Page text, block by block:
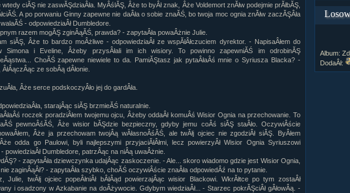
wtedy ciĂŞ nie zaswĂŞdziaÂła. MyÂślĂŞ, Âże to byÂł znak, Âże Voldemort znĂłw podejmie prĂłbĂŞ,
A po porwaniu Ginny zapewne nie daÂła o sobie znaĂŚ, bo twoja moc ognia znĂłw zaczĂŞÂła
- odpowiedziaÂł Dumbledore.
razem mogĂŞ zginÂąĂŚ, prawda? - zapytaÂła powaÂżnie Julie.
siĂŞ, Âże to bardzo moÂżliwe - odpowiedziaÂł ze wspĂłÂłczuciem dyrektor. - NapisaÂłem do
Simona i Eveline, Âżeby przysÂłali im ich wisiory. To powinno zapewniĂŚ im odrobinĂŞ
ChoĂŚ zapewne niewiele to da. PamiĂŞtasz jak pytaÂłaÂś mnie o Syriusza Blacka? -
ÂłÂączÂąc ze sobÂą dÂłonie.
Âże serce podskoczyÂło jej do gardÂła.
starajÂąc siĂŞ brzmieĂŚ naturalnie.
roczek poradziÂłem twojemu ojcu, Âżeby oddaÂł komuÂś Wisior Ognia na przechowanie. To
pewnoÂśĂŚ, Âże wisior bĂŞdzie bezpieczny, gdyby jemu coÂś siĂŞ staÂło. OczywiÂście
Âże ja przechowam twojÂą wÂłasnoÂśĂŚ, ale twĂłj ojciec nie zgodziÂł siĂŞ. ByÂłem
odda go Paulowi, byli najlepszymi przyjaciĂłÂłmi, lecz powierzyÂł Wisior Ognia Syriuszowi
powiedziaÂł Dumbledore, patrzÂąc na niÂą uwaÂżnie.
- zapytaÂła dziewczynka udajÂąc zaskoczenie. - Ale... skoro wiadomo gdzie jest Wisior Ognia,
zaginÂąÂł? - zapytaÂła szybko, choĂŚ oczywiÂście znaÂła odpowiedÂź na to pytanie.
Julie, twĂłj ojciec popeÂłniÂł bÂłÂąd powierzajÂąc wisior Blackowi. WkrĂłtce po tym zostaÂł
i osadzony w Azkabanie na doÂżywocie. Gdybym wiedziaÂł... - Starzec pokrĂŞciÂł gÂłowÂą. -
Album:
DodaÂł: